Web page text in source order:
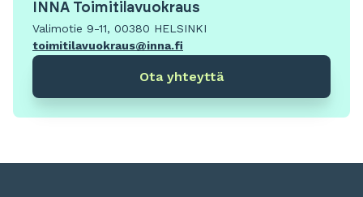
INNA Toimitilavuokraus
Valimotie 9-11, 00380 HELSINKI
toimitilavuokraus@inna.fi
Ota yhteyttä